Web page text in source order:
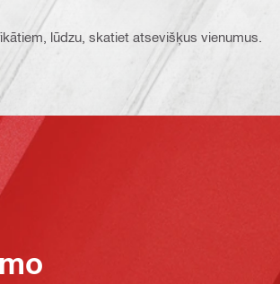
lūdzu, skatiet atsevišķus vienumus.